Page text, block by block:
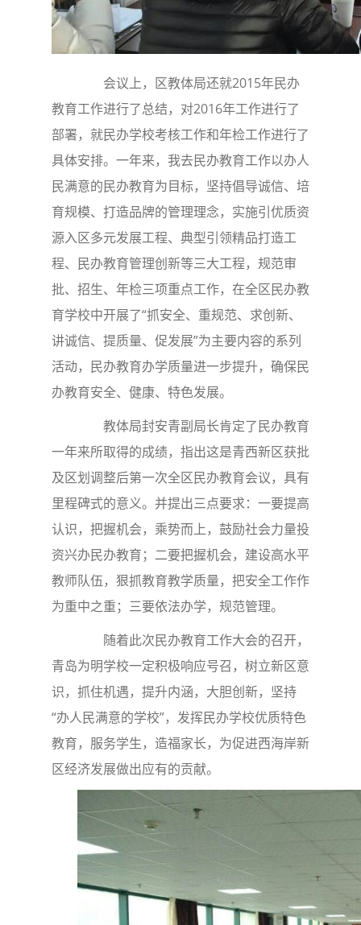
会议上，区教体局还就2015年民办
教育工作进行了总结，对2016年工作进行了
部署，就民办学校考核工作和年检工作进行了
具体安排。一年来，我去民办教育工作以办人
民满意的民办教育为目标，坚持倡导诚信、培
育规模、打造品牌的管理理念，实施引优质资
源入区多元发展工程、典型引领精品打造工
程、民办教育管理创新等三大工程，规范审
批、招生、年检三项重点工作，在全区民办教
育学校中开展了“抓安全、重规范、求创新、
讲诚信、提质量、促发展”为主要内容的系列
活动，民办教育办学质量进一步提升，确保民
办教育安全、健康、特色发展。
教体局封安青副局长肯定了民办教育
一年来所取得的成绩，指出这是青西新区获批
及区划调整后第一次全区民办教育会议，具有
里程碑式的意义。并提出三点要求：一要提高
认识，把握机会，乘势而上，鼓励社会力量投
资兴办民办教育；二要把握机会，建设高水平
教师队伍，狠抓教育教学质量，把安全工作作
为重中之重；三要依法办学，规范管理。
随着此次民办教育工作大会的召开，
青岛为明学校一定积极响应号召， 树立新区意
识， 抓住机遇，提升内涵，大胆创新，坚持
“办人民满意的学校”， 发挥民办学校优质特色
教育，服务学生，造福家长，为促进西海岸新
区经济发展做出应有的贡献。